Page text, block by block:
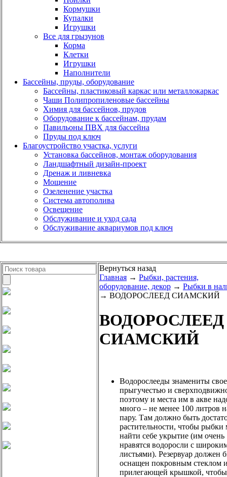
Кормушки
Купалки
Игрушки
Все для грызунов
Корма
Клетки
Игрушки
Наполнители
Бассейны, пруды, оборудование
Бассейны, пластиковый каркас или металлокаркас
Чаши Полипропиленовые бассейны
Химия для бассейнов, прудов
Оборудование к бассейнам, прудам
Павильоны ПВХ для бассейна
Пруды под ключ
Благоустройство участка, услуги
Установка бассейнов, монтаж оборудования
Ландшафтный дизайн-проект
Дренаж и ливневка
Мощение
Озеленение участка
Система автополива
Освещение
Обслуживание и уход сада
Обслуживание аквариумов под ключ
Вернуться назад
Главная → Рыбки, растения,
оборудование, декор → Рыбки в
→ ВОДОРОСЛЕЕД СИАМСКИЙ
ВОДОРОСЛЕЕД
СИАМСКИЙ
Водорослееды знамениты
прыгучестью и
поэтому и места им в акве
много – не менее 100 литров
пару. Там должно быть
растительности, чтобы рыбки
найти себе укрытие (им очень
нравятся водоросли с
листьями). Резервуар должен
оснащен покровным стеклом
прилегающей крышкой, чтобы